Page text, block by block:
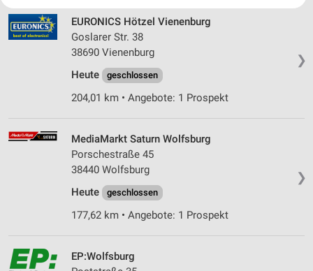
❯
EURONICS Hötzel Vienenburg
Goslarer Str. 38
38690 Vienenburg
Heute
geschlossen
204,01 km • Angebote: 1 Prospekt
❯
MediaMarkt Saturn Wolfsburg
Porschestraße 45
38440 Wolfsburg
Heute
geschlossen
177,62 km • Angebote: 1 Prospekt
EP:Wolfsburg
Website/App.
Partnerliste anzeigen (1 IAB-Anbieter)
Wir nutzen Ihre Daten für folgende Zwecke:
Speichern von oder Zugriff auf Informationen
auf einem Endgerät
Werbeanzeigen
Erstellung von Profilen für personalisierte
Verwendung von Profilen zur Auswahl
personalisierter Werbung
Erstellung von Profilen zur Personalisierung
von Inhalten